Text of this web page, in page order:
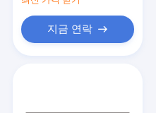
지금 연락